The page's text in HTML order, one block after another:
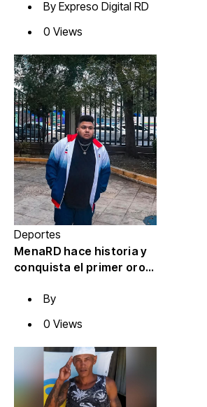
República Dominicana
de Abelardo de la
Espriella
By Expreso Digital RD
0 Views
Deportes
MenaRD hace historia y
conquista el primer oro
By
0 Views